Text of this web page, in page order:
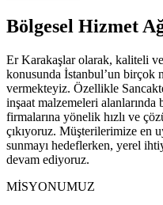
Bölgesel Hizmet
Er Karakaşlar olarak, kaliteli
konusunda İstanbul’un birçok
vermekteyiz. Özellikle
inşaat malzemeleri
firmalarına yönelik hızlı ve
çıkıyoruz. Müşterilerimize en
sunmayı hedeflerken, yerel
devam ediyoruz.
MİSYONUMUZ